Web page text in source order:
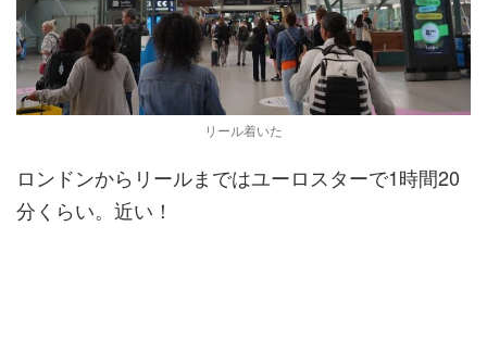
リール着いた
ロンドンからリールまではユーロスターで1時間20
分くらい。近い！